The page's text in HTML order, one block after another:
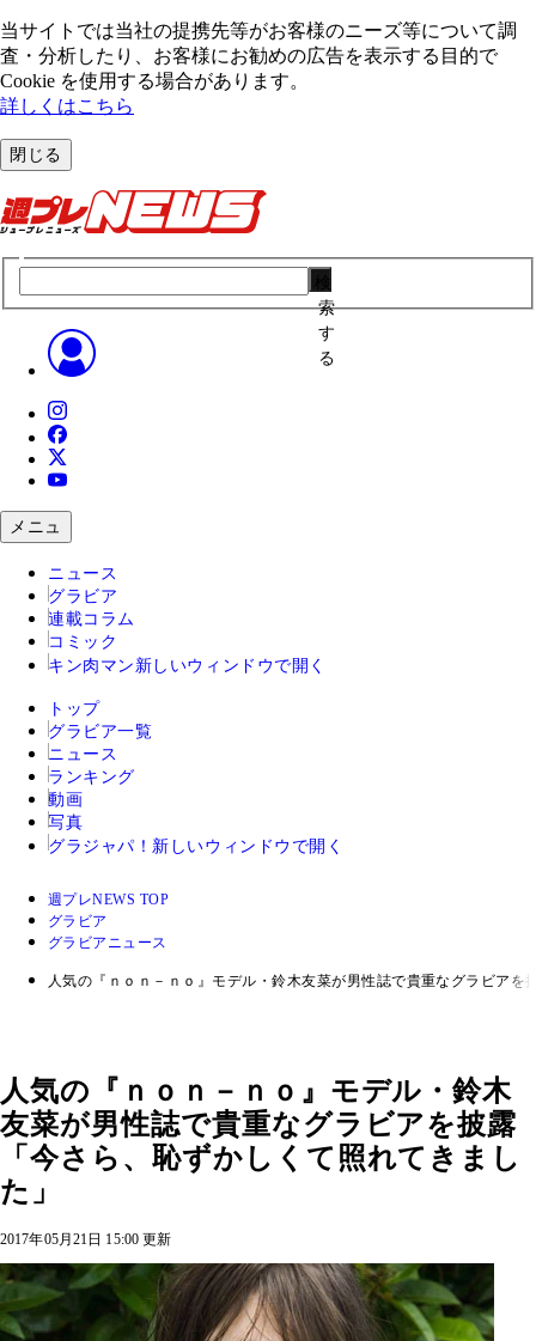
当サイトでは当社の提携先等がお客様のニーズ等について調
査・分析したり、お客様にお勧めの広告を表⽰する⽬的で
Cookie を使⽤する場合があります。
詳しくはこちら
閉じる
索
す
る
メニュ
ニュース
グラビア
連載コラム
コミック
キン肉マン 新しいウィンドウで開く
トップ
グラビア一覧
ニュース
ランキング
動画
写真
グラジャパ！ 新しいウィンドウで開く
週プレNEWS TOP
グラビア
グラビアニュース
人気の『ｎｏｎ－ｎｏ』モデル・鈴木友菜が男性誌で貴重なグラビア
人気の『ｎｏｎ－ｎｏ』モデル・鈴木
友菜が男性誌で貴重なグラビアを披露
「今さら、恥ずかしくて照れてきまし
た」
2017年05月21日 15:00 更新